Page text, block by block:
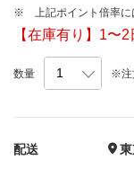
上記ポイント倍率
【在庫有り】1〜
数量 ※注
配送